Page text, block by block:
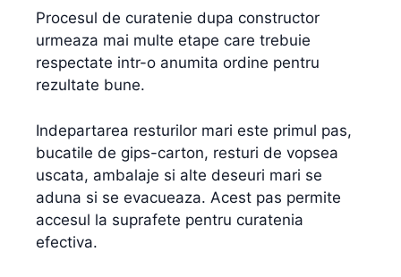
Procesul de curatenie dupa constructor
urmeaza mai multe etape care trebuie
respectate intr-o anumita ordine pentru
rezultate bune.
Indepartarea resturilor mari este primul pas,
bucatile de gips-carton, resturi de vopsea
uscata, ambalaje si alte deseuri mari se
aduna si se evacueaza. Acest pas permite
accesul la suprafete pentru curatenia
efectiva.